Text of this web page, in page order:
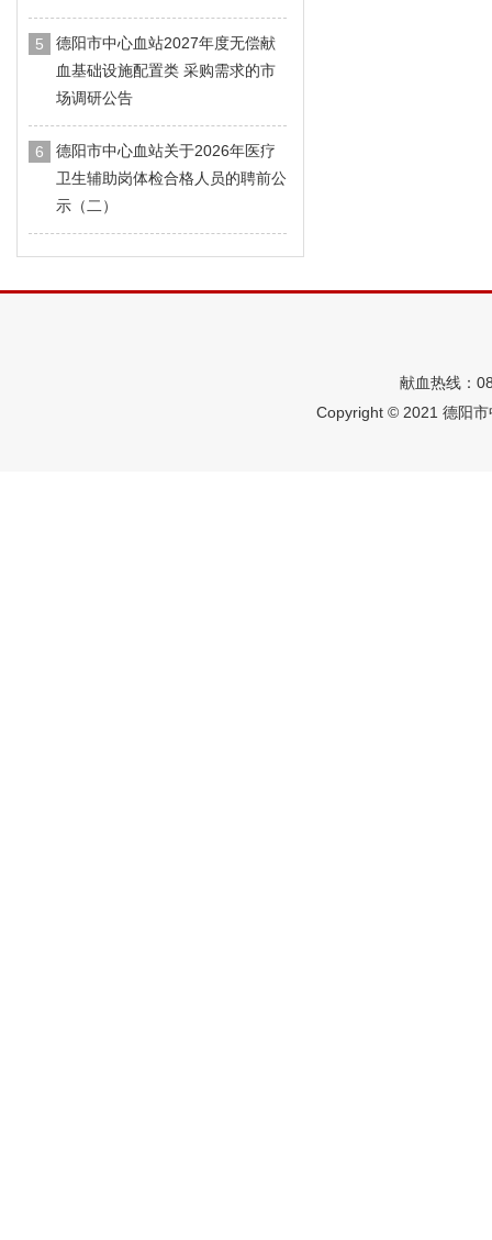
5
德阳市中心血站2027年度无偿献
血基础设施配置类 采购需求的市
场调研公告
6
德阳市中心血站关于2026年医疗
卫生辅助岗体检合格人员的聘前公
示（二）
献血热线：
Copyright © 2021 德阳